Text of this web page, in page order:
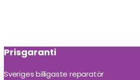
Prisgaranti
Sveriges billigaste reparatör